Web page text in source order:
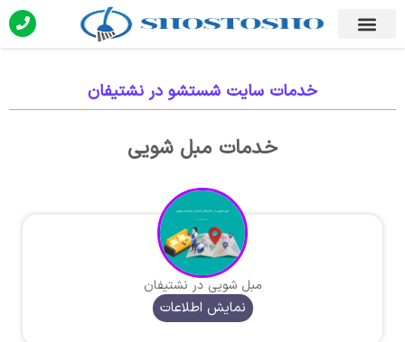
خدمات سایت شستشو در نشتیفان
خدمات مبل شویی
مبل شویی در نشتیفان
نمایش اطلاعات